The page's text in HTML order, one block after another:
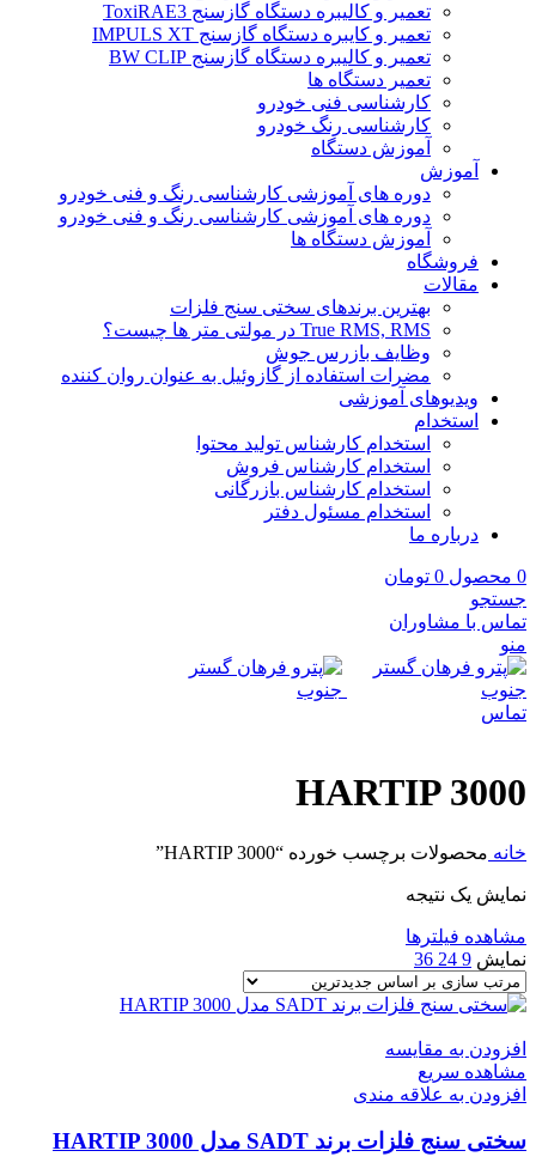
تعمیر و کالیبره دستگاه گازسنج ToxiRAE3
تعمیر و کایبره دستگاه گازسنج IMPULS XT
تعمیر و کالیبره دستگاه گازسنج BW CLIP
تعمیر دستگاه ها
کارشناسی فنی خودرو
کارشناسی رنگ خودرو
آموزش دستگاه
آموزش
دوره های آموزشی کارشناسی رنگ و فنی خودرو
دوره های آموزشی کارشناسی رنگ و فنی خودرو
آموزش دستگاه ها
فروشگاه
مقالات
بهترین برندهای سختی سنج فلزات
True RMS, RMS در مولتی متر ها چیست؟
وظایف بازرس جوش
مضرات استفاده از گازوئیل به عنوان روان کننده
ویدیوهای آموزشی
استخدام
استخدام کارشناس تولید محتوا
استخدام کارشناس فروش
استخدام کارشناس بازرگانی
استخدام مسئول دفتر
درباره ما
0 محصول 0 تومان
جستجو
تماس با مشاوران
منو
تماس
HARTIP 3000
خانه محصولات برچسب خورده “HARTIP 3000”
نمایش یک نتیجه
مشاهده فیلترها
نمایش 9
24
36
افزودن به مقایسه
مشاهده سریع
افزودن به علاقه مندی
سختی سنج فلزات برند SADT مدل HARTIP 3000